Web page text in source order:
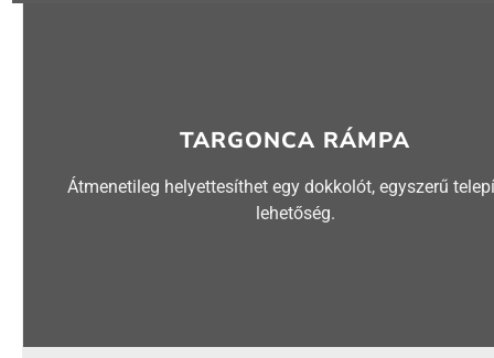
TARGONCA RÁMPA
Átmenetileg helyettesíthet egy dokkolót, egyszerű
lehetőség.